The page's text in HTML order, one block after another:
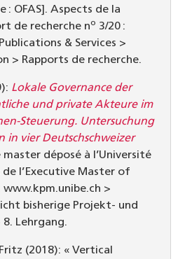
: OFAS]. Aspects de la
de recherche no 3/20 :
& Services >
> Rapports de recherche.
Lokale Governance der
und private Akteure im
Steuerung. Untersuchung
in vier Deutschschweizer
master déposé à l’Université
l’Executive Master of
>
bisherige Projekt- und
Lehrgang.
(2018): « Vertical